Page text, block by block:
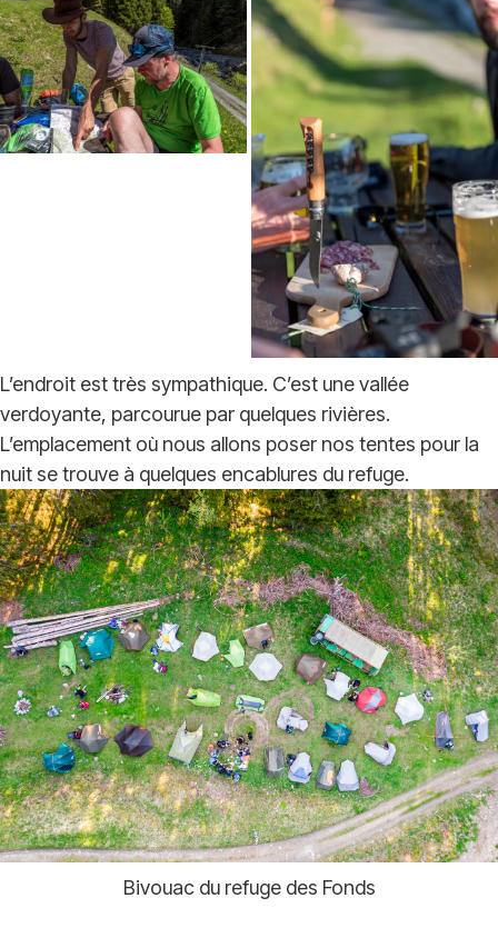
L’endroit est très sympathique. C’est une vallée
verdoyante, parcourue par quelques rivières.
L’emplacement où nous allons poser nos tentes pour la
nuit se trouve à quelques encablures du refuge.
Bivouac du refuge des Fonds